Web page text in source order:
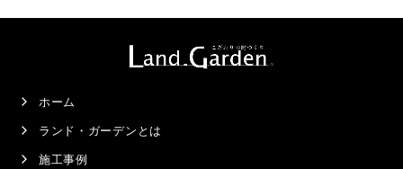
ホーム
ランド・ガーデンとは
施工事例